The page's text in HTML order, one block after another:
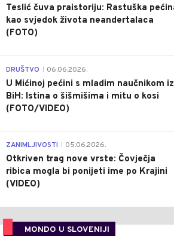
Teslić čuva praistoriju: Rastuška
kao svjedok života neandertalaca
(FOTO)
DRUŠTVO 06.06.2026.
U Mićinoj pećini s mladim naučnikom iz
BiH: Istina o šišmišima i mitu o kosi
(FOTO/VIDEO)
ZANIMLJIVOSTI 05.06.2026.
Otkriven trag nove vrste: Čovječja
ribica mogla bi ponijeti ime po Krajini
(VIDEO)
MONDO U SLOVENIJI